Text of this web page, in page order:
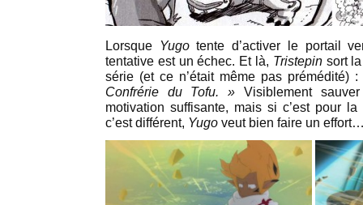
Lorsque Yugotente d’activer le portail
tentative est un échec. Et là, Tristepinsort la
série (et ce n’était même pas prémédité) :
Confrérie du Tofu. » Visiblement
motivation suffisante, mais si c’est pour la
c’est différent, Yugo veut bien faire un